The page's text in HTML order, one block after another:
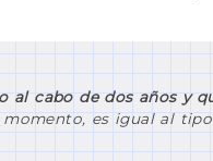
al cabo de dos años y
es igual al